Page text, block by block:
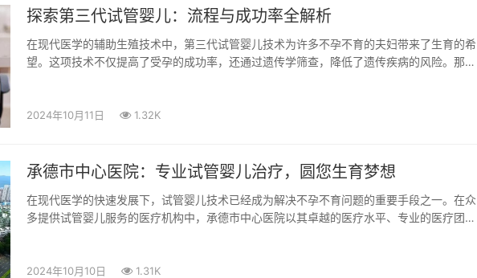
探索第三代试管婴儿：流程与成功率全解析
在现代医学的辅助生殖技术中，第三代试管婴儿技术为许多不孕不育的夫妇带来了生育的希
望。这项技术不仅提高了受孕的成功率，还通过遗传学筛查，降低了遗传疾病的风险。那
2024年10月11日 1.32K
承德市中心医院：专业试管婴儿治疗，圆您生育梦想
在现代医学的快速发展下，试管婴儿技术已经成为解决不孕不育问题的重要手段之一。在众
多提供试管婴儿服务的医疗机构中，承德市中心医院以其卓越的医疗水平、专业的医疗团队
2024年10月10日 1.31K